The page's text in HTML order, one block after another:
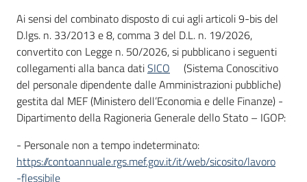
I
centri
per
l'impiego
Lavoro
per
Ai sensi del combinato disposto di cui agli articoli 9-bis del
D.lgs. n. 33/2013 e 8, comma 3 del D.L. n. 19/2026,
convertito con Legge n. 50/2026, si pubblicano i seguenti
collegamenti alla banca datiSICO
(Sistema Conoscitivo
del personale dipendente dalle Amministrazioni pubbliche)
gestita dal MEF (Ministero dell’Economia e delle Finanze) -
Dipartimento della Ragioneria Generale dello Stato – IGOP:
- Personale non a tempo indeterminato:
https://contoannuale.rgs.mef.gov.it/it/web/sicosito/lavoro
-flessibile